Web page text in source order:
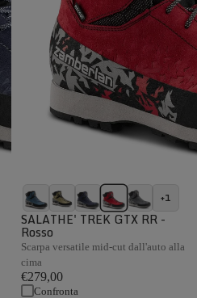
+1
SALATHE' TREK GTX RR -
Rosso
Scarpa versatile mid-cut dall'auto alla
cima
€279,00
Confronta